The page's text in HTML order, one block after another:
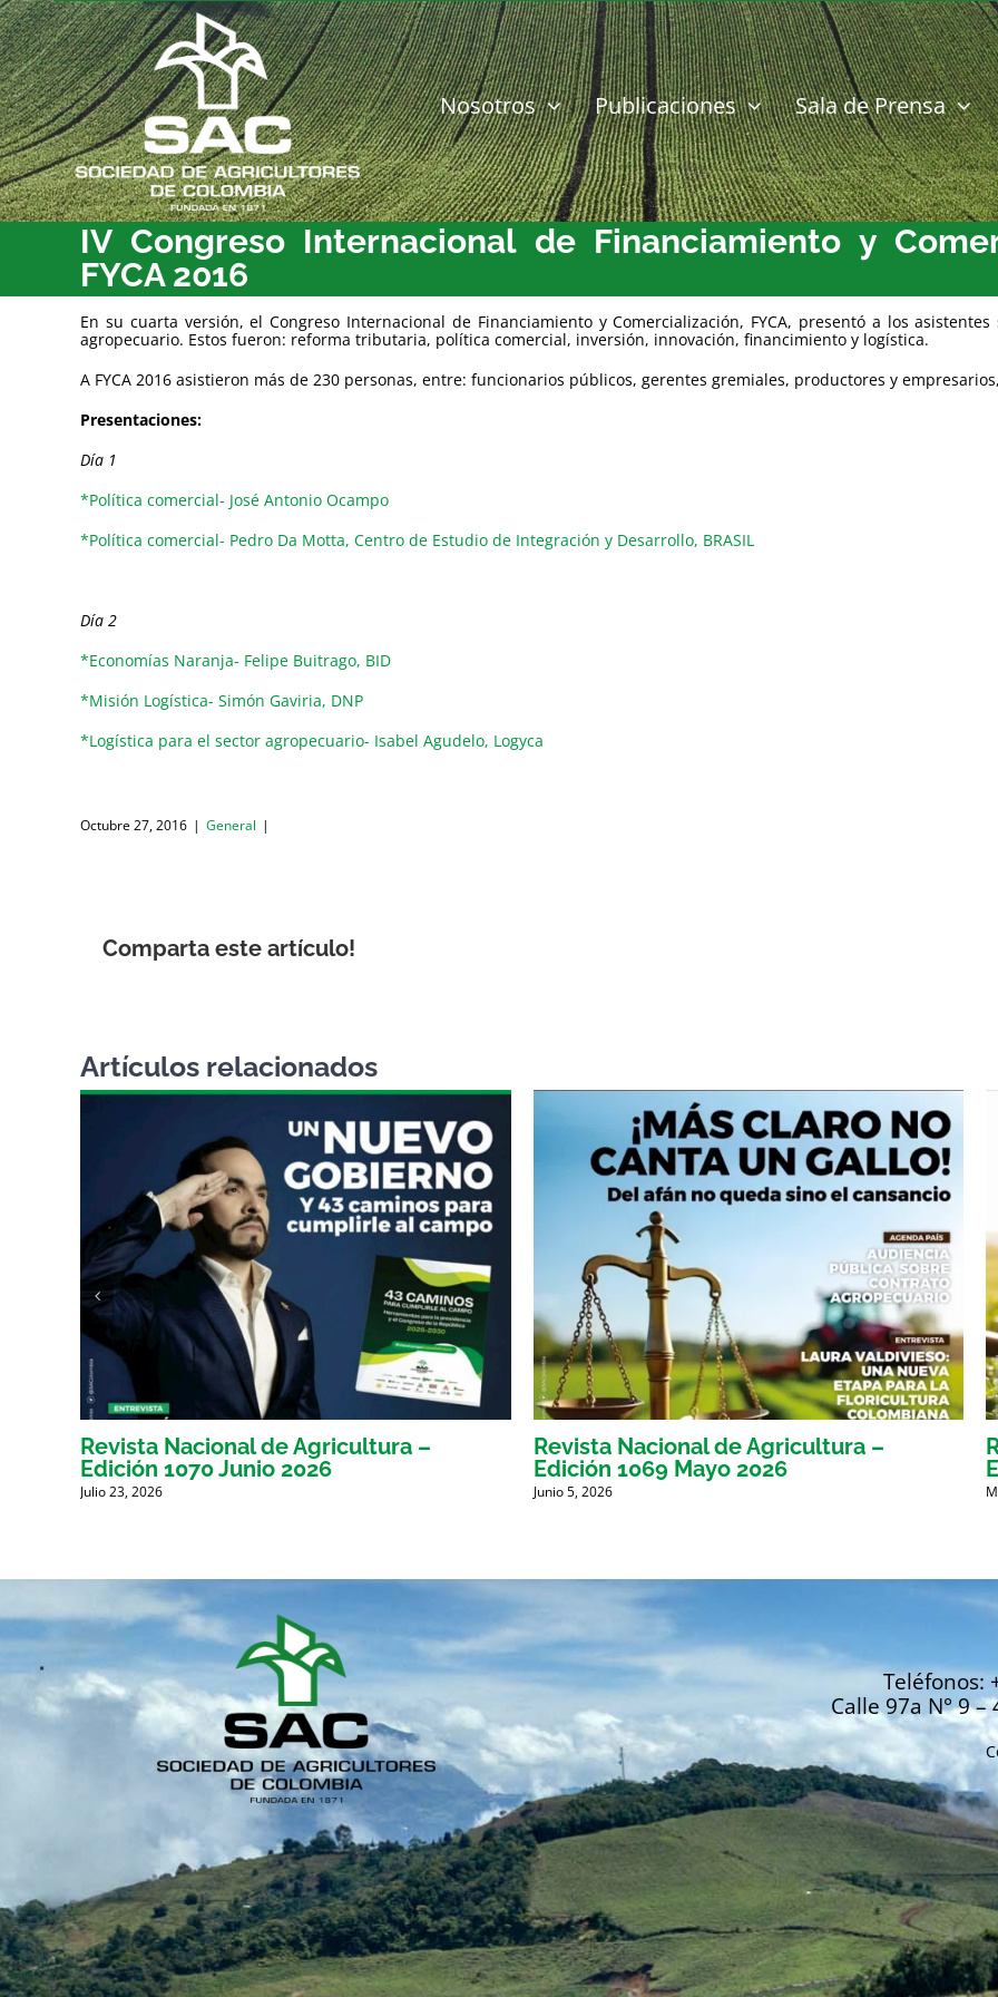
Saltar
al
contenido
Nosotros Publicaciones Sala de Prensa
IV Congreso Internacional de Financiamiento y
FYCA 2016
En su cuarta versión, el Congreso Internacional de Financiamiento y Comercialización, FYCA, presentó a los
agropecuario. Estos fueron: reforma tributaria, política comercial, inversión, innovación, financimiento y logística.
A FYCA 2016 asistieron más de 230 personas, entre: funcionarios públicos, gerentes gremiales, productores y
Presentaciones:
Día 1
*Política comercial- José Antonio Ocampo
*Política comercial- Pedro Da Motta, Centro de Estudio de Integración y Desarrollo, BRASIL
Día 2
*Economías Naranja- Felipe Buitrago, BID
*Misión Logística- Simón Gaviria, DNP
*Logística para el sector agropecuario- Isabel Agudelo, Logyca
Octubre 27, 2016 | General |
Comparta este artículo!
Artículos relacionados
Revista Nacional de Agricultura –
Edición 1070 Junio 2026
Julio 23, 2026
Revista Nacional de Agricultura –
Edición 1069 Mayo 2026
Junio 5, 2026
Teléfonos:
Calle 97a N° 9